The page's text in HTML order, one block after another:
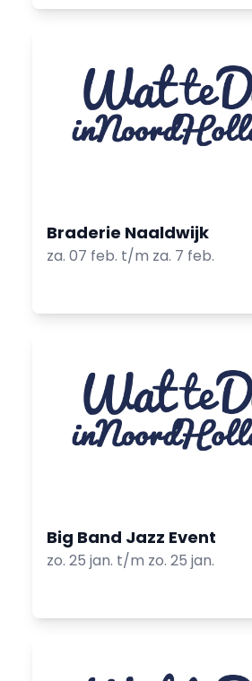
Braderie Naaldwijk
za. 07 feb. t/m za. 7 feb.
Big Band Jazz Event
zo. 25 jan. t/m zo. 25 jan.